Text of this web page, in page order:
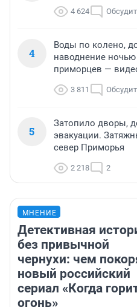
4 624
4
Воды по колено,
наводнение
приморцев —
3 811
5
Затопило дворы,
эвакуации.
север Приморья
2 218 2
МНЕНИЕ
Детективная
без привычной
чернухи: чем
новый российский
сериал «Когда
огонь»